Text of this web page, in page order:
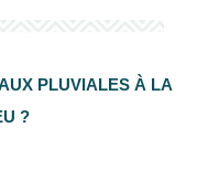
PLUVIALES À LA
?